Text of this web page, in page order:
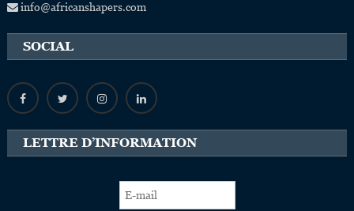
info@africanshapers.com
SOCIAL
LETTRE D’INFORMATION